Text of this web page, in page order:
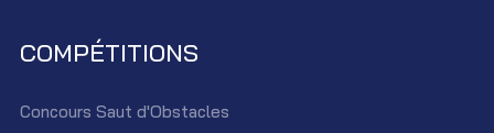
COMPÉTITIONS
Concours Saut d'Obstacles